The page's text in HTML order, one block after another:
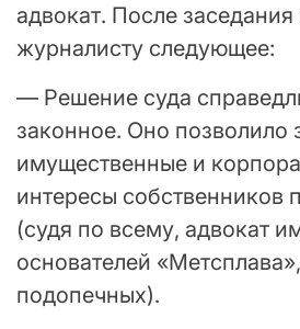
адвокат. После
журналисту следующее:
— Решение суда
законное. Оно позволило
имущественные и
интересы собственников
(судя по всему, адвокат
основателей
подопечных).